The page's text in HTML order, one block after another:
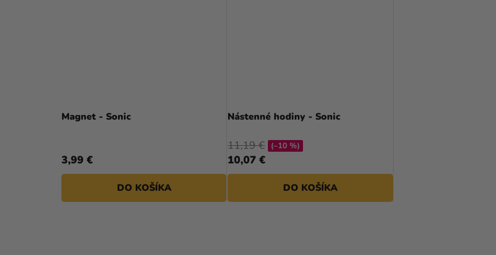
Magnet - Sonic
3,99 €
DO KOŠÍKA
Nástenné hodiny - Sonic
10,07 €
11,19 € (–10 %)
DO KOŠÍKA